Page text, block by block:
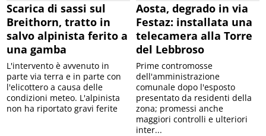
Scarica di sassi sul
Breithorn, tratto in
salvo alpinista ferito a
una gamba
L'intervento è avvenuto in
parte via terra e in parte con
l'elicottero a causa delle
condizioni meteo. L'alpinista
non ha riportato gravi ferite
Aosta, degrado in via
Festaz: installata una
telecamera alla Torre
del Lebbroso
Prime contromosse
dell'amministrazione
comunale dopo l'esposto
presentato da residenti della
zona; promessi anche
maggiori controlli e ulteriori
inter...